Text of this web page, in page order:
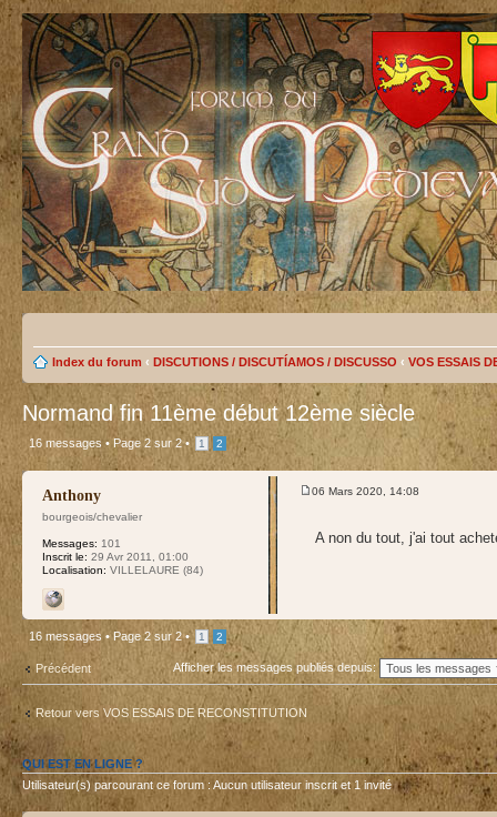
Index du forum ‹ DISCUTIONS / DISCUTÍAMOS / DISCUSSO ‹ VOS ESSAIS
Normand fin 11ème début 12ème siècle
16 messages • Page 2 sur 2• 1 2
Anthony
bourgeois/chevalier
Messages: 101
Inscrit le: 29 Avr 2011, 01:00
Localisation: VILLELAURE (84)
06 Mars 2020, 14:08
A non du tout, j'ai tout
16 messages • Page 2sur 2• 1 2
Précédent Afficher les messages publiés depuis:
Retour vers VOS ESSAIS DE RECONSTITUTION
QUI EST EN LIGNE ?
Utilisateur(s) parcourant ce forum : Aucun utilisateur inscrit et 1 invité